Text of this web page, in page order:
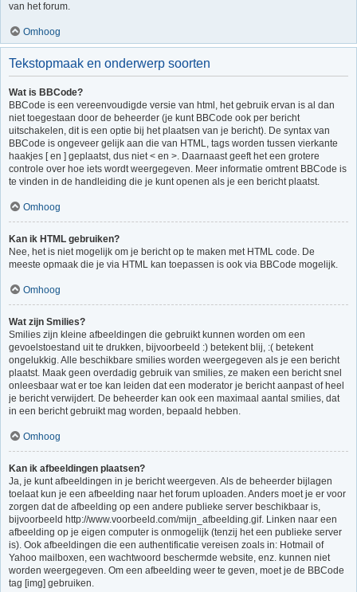
van het forum.
Omhoog
Tekstopmaak en onderwerp soorten
Wat is BBCode?
BBCode is een vereenvoudigde versie van html, het gebruik ervan is al dan
niet toegestaan door de beheerder (je kunt BBCode ook per bericht
uitschakelen, dit is een optie bij het plaatsen van je bericht). De syntax van
BBCode is ongeveer gelijk aan die van HTML, tags worden tussen vierkante
haakjes [ en ] geplaatst, dus niet < en >. Daarnaast geeft het een grotere
controle over hoe iets wordt weergegeven. Meer informatie omtrent BBCode is
te vinden in de handleiding die je kunt openen als je een bericht plaatst.
Omhoog
Kan ik HTML gebruiken?
Nee, het is niet mogelijk om je bericht op te maken met HTML code. De
meeste opmaak die je via HTML kan toepassen is ook via BBCode mogelijk.
Omhoog
Wat zijn Smilies?
Smilies zijn kleine afbeeldingen die gebruikt kunnen worden om een
gevoelstoestand uit te drukken, bijvoorbeeld :) betekent blij, :( betekent
ongelukkig. Alle beschikbare smilies worden weergegeven als je een bericht
plaatst. Maak geen overdadig gebruik van smilies, ze maken een bericht snel
onleesbaar wat er toe kan leiden dat een moderator je bericht aanpast of heel
je bericht verwijdert. De beheerder kan ook een maximaal aantal smilies, dat
in een bericht gebruikt mag worden, bepaald hebben.
Omhoog
Kan ik afbeeldingen plaatsen?
Ja, je kunt afbeeldingen in je bericht weergeven. Als de beheerder bijlagen
toelaat kun je een afbeelding naar het forum uploaden. Anders moet je er voor
zorgen dat de afbeelding op een andere publieke server beschikbaar is,
bijvoorbeeld http://www.voorbeeld.com/mijn_afbeelding.gif. Linken naar een
afbeelding op je eigen computer is onmogelijk (tenzij het een publieke server
is). Ook afbeeldingen die een authentificatie vereisen zoals in: Hotmail of
Yahoo mailboxen, een wachtwoord beschermde website, enz. kunnen niet
worden weergegeven. Om een afbeelding weer te geven, moet je de BBCode
tag [img] gebruiken.